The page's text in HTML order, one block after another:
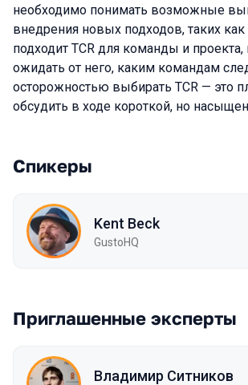
необходимо понимать возможные
внедрения новых подходов, таких как
подходит TCR для команды и
ожидать от него, каким командам
осторожностью выбирать TCR — это
обсудить в ходе короткой, но
Спикеры
Kent Beck
GustoHQ
Приглашенные эксперты
Владимир Ситников